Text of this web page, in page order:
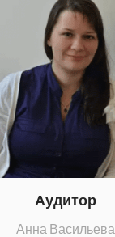
Аудитор
Анна Васильева